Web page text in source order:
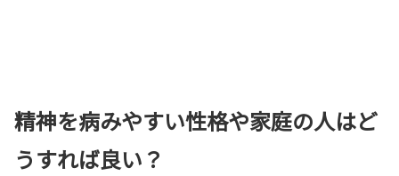
精神を病みやすい性格や家庭の人はど
うすれば良い？